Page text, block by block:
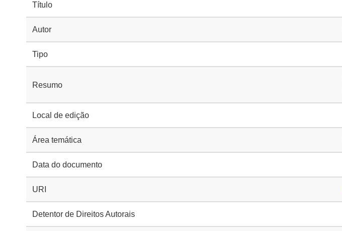
Título
Autor
Tipo
Resumo
Local de edição
Área temática
Data do documento
URI
Detentor de Direitos Autorais